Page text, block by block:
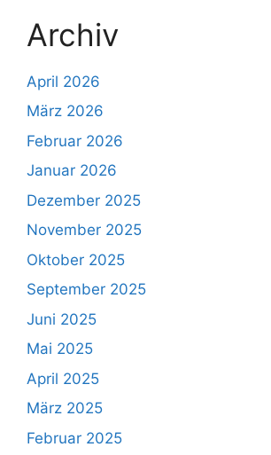
Archiv
April 2026
März 2026
Februar 2026
Januar 2026
Dezember 2025
November 2025
Oktober 2025
September 2025
Juni 2025
Mai 2025
April 2025
März 2025
Februar 2025